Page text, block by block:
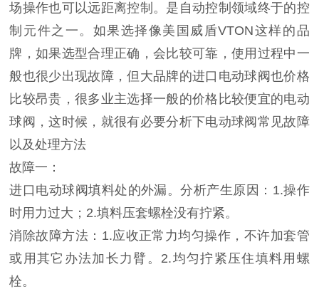
场操作也可以远距离控制。是自动控制领域终于的控
制元件之一。如果选择像美国威盾VTON这样的品
牌，如果选型合理正确，会比较可靠，使用过程中一
般也很少出现故障，但大品牌的进口电动球阀也价格
比较昂贵，很多业主选择一般的价格比较便宜的电动
球阀，这时候，就很有必要分析下电动球阀常见故障
以及处理方法
故障一：
进口电动球阀填料处的外漏。分析产生原因：1.操作
时用力过大；2.填料压套螺栓没有拧紧。
消除故障方法：1.应收正常力均匀操作，不许加套管
或用其它办法加长力臂。2.均匀拧紧压住填料用螺
栓。